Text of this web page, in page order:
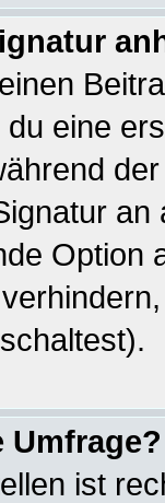
du eine
Option
Umfrage?
ist